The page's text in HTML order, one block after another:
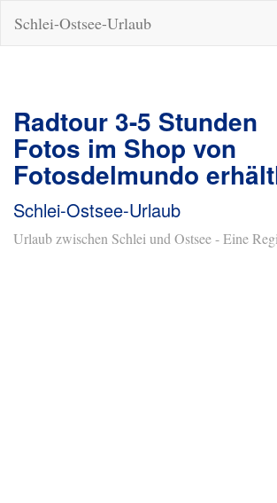
Schlei-Ostsee-Urlaub
Radtour 3-5 Stunden
Fotos im Shop von
Fotosdelmundo
Schlei-Ostsee-Urlaub
Urlaub zwischen Schlei und Ostsee - Eine